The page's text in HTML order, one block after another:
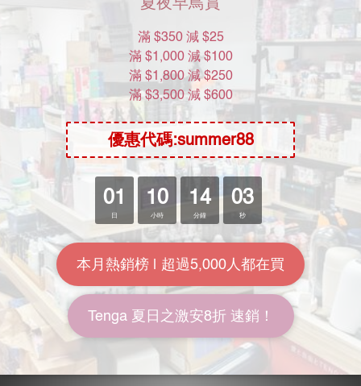
奧莉維亞 朱古力香味 6 片口
交膜片
HK$98.00
HK$128.00 7.7折
奧莉維亞 草莓香味 6 片口交
HK$98.00
HK$128.00 7.7折